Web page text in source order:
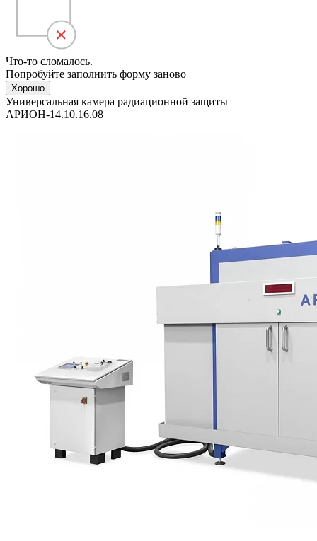
Что-то сломалось.
Попробуйте заполнить форму заново
Хорошо
Универсальная камера радиационной защиты
АРИОН-14.10.16.08